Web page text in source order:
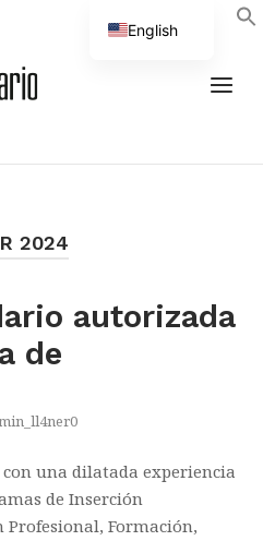
2024
autorizada
de
una dilatada experiencia
de Inserción
Formación,
English